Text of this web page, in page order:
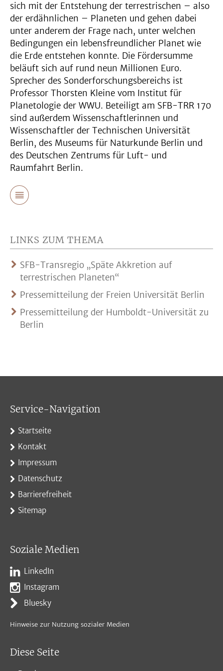
sich mit der Entstehung der terrestrischen – also
der erdähnlichen – Planeten und gehen dabei
unter anderem der Frage nach, unter welchen
Bedingungen ein lebensfreundlicher Planet wie
die Erde entstehen konnte. Die Fördersumme
beläuft sich auf rund neun Millionen Euro.
Sprecher des Sonderforschungsbereichs ist
Professor Thorsten Kleine vom Institut für
Planetologie der WWU. Beteiligt am SFB-TRR 170
sind außerdem Wissenschaftlerinnen und
Wissenschaftler der Technischen Universität
Berlin, des Museums für Naturkunde Berlin und
des Deutschen Zentrums für Luft- und
Raumfahrt Berlin.
LINKS ZUM THEMA
SFB-Transregio „Späte Akkretion auf
terrestrischen Planeten“
Pressemitteilung der Freien Universität Berlin
Pressemitteilung der Humboldt-Universität zu
Berlin
Service-Navigation
Startseite
Kontakt
Impressum
Datenschutz
Barrierefreiheit
Sitemap
Soziale Medien
LinkedIn
Instagram
Bluesky
Hinweise zur Nutzung sozialer Medien
Diese Seite